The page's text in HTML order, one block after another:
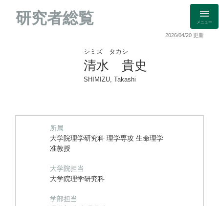
研究者総覧 メニュー
2026/04/20 更新
シミズ タカシ
清水 貴史
SHIMIZU, Takashi
所属
大学院理学研究科 理学専攻 生命理学
准教授
大学院担当
大学院理学研究科
学部担当